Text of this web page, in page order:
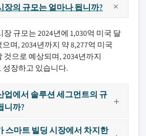
장의 규모는 얼마나 됩니까?
장 규모는 2024년에 1,030억 미국 달
며, 2034년까지 약 8,277억 미국
것으로 예상되며, 2034년까지
성장하고 있습니다.
업에서 솔루션 세그먼트의 규
니까?
스마트 빌딩 시장에서 차지한